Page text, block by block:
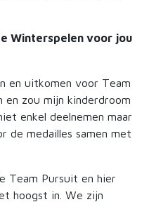
Winterspelen voor jou
en uitkomen voor Team
en zou mijn kinderdroom
enkel deelnemen maar
de medailles samen met
Team Pursuit en hier
hoogst in. We zijn